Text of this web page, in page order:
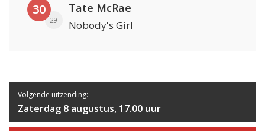
30
29
Tate McRae
Nobody's Girl
Volgende uitzending:
Zaterdag 8 augustus, 17.00 uur